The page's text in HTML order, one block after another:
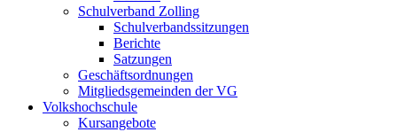
Schulverband Zolling
Schulverbandssitzungen
Berichte
Satzungen
Geschäftsordnungen
Mitgliedsgemeinden der VG
Volkshochschule
Kursangebote